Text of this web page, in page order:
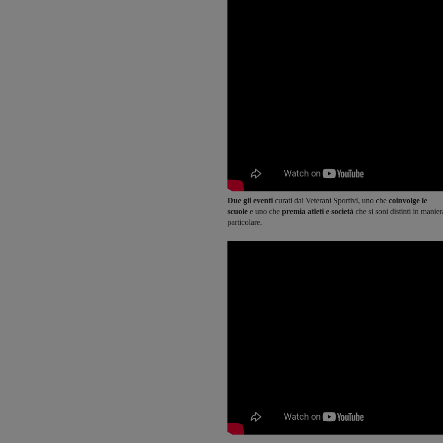
Due gli eventi curati dai Veterani Sportivi, uno che coinvolge le
scuole e uno che premia atleti e società che si soni distinti in
particolare.